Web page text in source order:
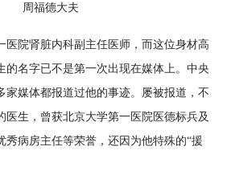
周福德大夫
医院肾脏内科副主任医师，而这位身材高
的名字已不是第一次出现在媒体上。中央
家媒体都报道过他的事迹。屡被报道，不
医生，曾获北京大学第一医院医德标兵及
秀病房主任等荣誉，还因为他特殊的“援